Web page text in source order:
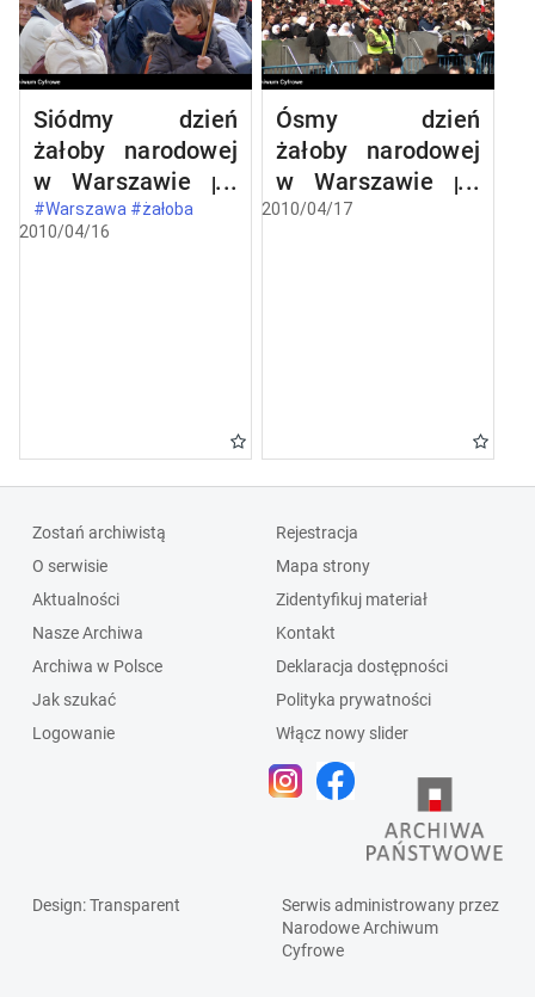
Siódmy dzień
żałoby narodowej
w Warszawie po
katastrofie
lotniczej w
#Warszawa #żałoba
2010/04/16
Ósmy dzień
żałoby narodowej
w Warszawie po
katastrofie
2010/04/17
Zostań archiwistą
O serwisie
Aktualności
Nasze Archiwa
Archiwa w Polsce
Jak szukać
Logowanie
Rejestracja
Mapa strony
Zidentyfikuj materiał
Kontakt
Deklaracja dostępności
Polityka prywatności
Włącz nowy slider
Design: Transparent
Serwis administrowany przez
Narodowe Archiwum
Cyfrowe